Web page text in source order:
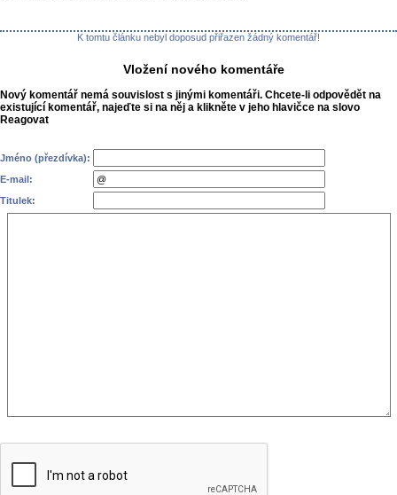
K tomtu článku nebyl doposud přiřazen žádný komentář!
Vložení nového komentáře
Nový komentář nemá souvislost s jinými komentáři. Chcete-li odpovědět na
existující komentář, najeďte si na něj a klikněte v jeho hlavičce na slovo
Reagovat
Jméno (přezdívka):
E-mail:
Titulek: